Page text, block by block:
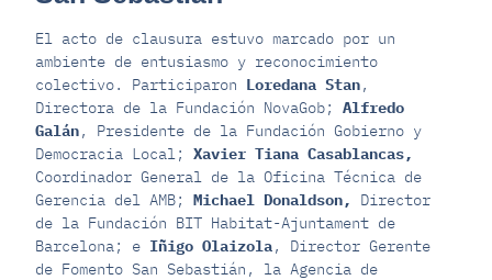
El acto de clausura estuvo marcado por un
ambiente de entusiasmo y reconocimiento
colectivo. Participaron Loredana Stan,
Directora de la Fundación NovaGob;Alfredo
Galán, Presidente de la Fundación Gobierno y
Democracia Local;Xavier Tiana Casablancas,
Coordinador General de la Oficina Técnica de
Gerencia del AMB;Michael Donaldson,
Director
de la Fundación BIT Habitat-Ajuntament de
Barcelona; e Iñigo Olaizola, Director Gerente
de Fomento San Sebastián, la Agencia de